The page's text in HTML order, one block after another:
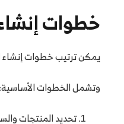
خطوات
يمكن ترتيب خطوات إنشاء
وتشمل الخطوات الأساسية:
تحديد المنتجات